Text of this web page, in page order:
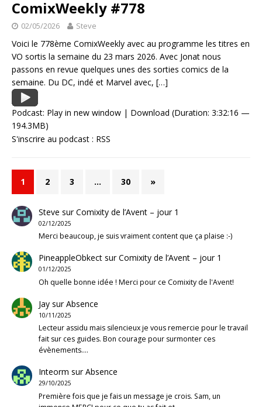
ComixWeekly #778
02/05/2026 Steve
Voici le 778ème ComixWeekly avec au programme les titres en
VO sortis la semaine du 23 mars 2026. Avec Jonat nous
passons en revue quelques unes des sorties comics de la
semaine. Du DC, indé et Marvel avec, […]
Podcast: Play in new window | Download (Duration: 3:32:16 —
194.3MB)
S'inscrire au podcast : RSS
1 2 3 … 30 »
Steve surComixity de l’Avent – jour 1
02/12/2025
Merci beaucoup, je suis vraiment content que ça plaise :-)
PineappleObkectsurComixity de l’Avent – jour 1
01/12/2025
Oh quelle bonne idée ! Merci pour ce Comixity de l'Avent!
JaysurAbsence
10/11/2025
Lecteur assidu mais silencieux je vous remercie pour le travail
fait sur ces guides. Bon courage pour surmonter ces
évènements.…
Inteorm surAbsence
29/10/2025
Première fois que je fais un message je crois. Sam, un